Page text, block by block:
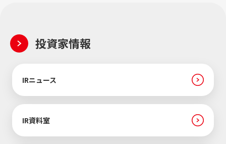
投資家情報
IRニュース
IR資料室